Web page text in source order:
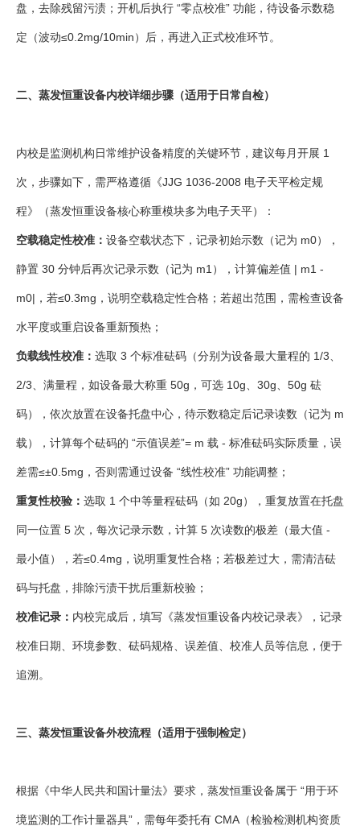
盘，去除残留污渍；开机后执行 “零点校准” 功能，待设备示数稳
定（波动≤0.2mg/10min）后，再进入正式校准环节。
二、蒸发恒重设备内校详细步骤（适用于日常自检）
内校是监测机构日常维护设备精度的关键环节，建议每月开展 1
次，步骤如下，需严格遵循《JJG 1036-2008 电子天平检定规
程》（蒸发恒重设备核心称重模块多为电子天平）：
空载稳定性校准： 设备空载状态下，记录初始示数（记为 m0），
静置 30 分钟后再次记录示数（记为 m1），计算偏差值 | m1 -
m0|，若≤0.3mg，说明空载稳定性合格；若超出范围，需检查设备
水平度或重启设备重新预热；
负载线性校准： 选取 3 个标准砝码（分别为设备最大量程的 1/3、
2/3、满量程，如设备最大称重 50g，可选 10g、30g、50g 砝
码），依次放置在设备托盘中心，待示数稳定后记录读数（记为 m
载），计算每个砝码的 “示值误差”= m 载 - 标准砝码实际质量，误
差需≤±0.5mg，否则需通过设备 “线性校准” 功能调整；
重复性校验： 选取 1 个中等量程砝码（如 20g），重复放置在托盘
同一位置 5 次，每次记录示数，计算 5 次读数的极差（最大值 -
最小值），若≤0.4mg，说明重复性合格；若极差过大，需清洁砝
码与托盘，排除污渍干扰后重新校验；
校准记录： 内校完成后，填写《蒸发恒重设备内校记录表》，记录
校准日期、环境参数、砝码规格、误差值、校准人员等信息，便于
追溯。
三、蒸发恒重设备外校流程（适用于强制检定）
根据《中华人民共和国计量法》要求，蒸发恒重设备属于 “用于环
境监测的工作计量器具”，需每年委托有 CMA（检验检测机构资质